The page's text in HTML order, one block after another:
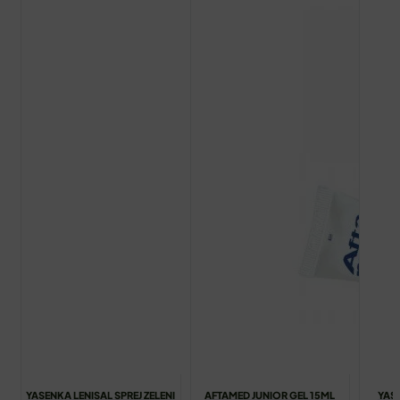
YASENKA LENISAL SPREJ ZELENI
AFTAMED JUNIOR GEL 15ML